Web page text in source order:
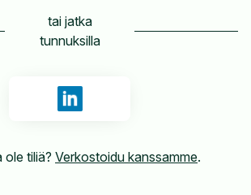
tai jatka
tunnuksilla
Kirjaudu sisään tunnuksilla
ole tiliä? Verkostoidu kanssamme.